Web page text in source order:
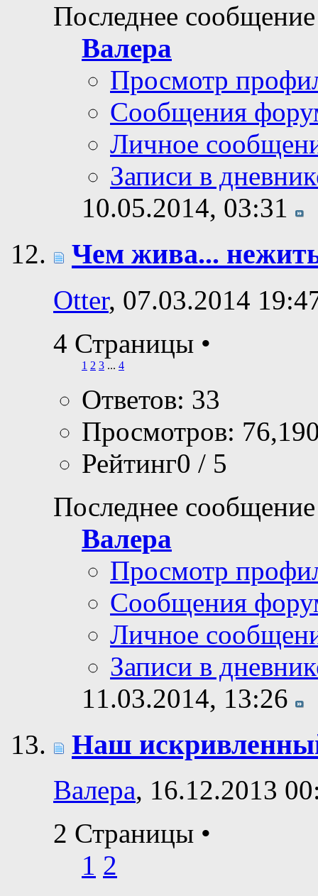
Последнее
Валера
Просмотр
Сообщения
Личное
Записи в
10.05.2014, 03:31
Чем жива...
Otter, 07.03.2014
4 Страницы •
1 2 3 ... 4
Ответов: 33
Просмотров:
Рейтинг0 / 5
Последнее
Валера
Просмотр
Сообщения
Личное
Записи в
11.03.2014, 13:26
Наш
Валера, 16.12.2013
2 Страницы •
1 2